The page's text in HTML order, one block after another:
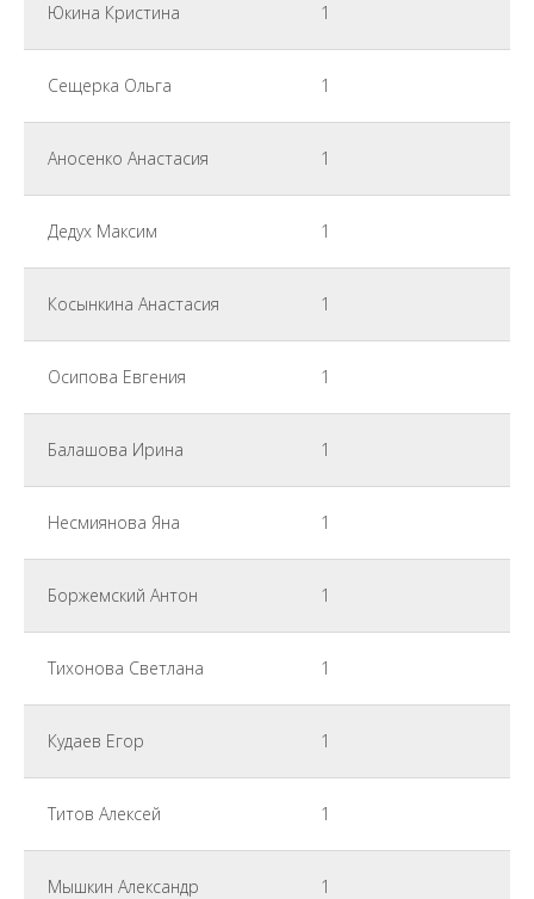
Юкина Кристина 1
Сещерка Ольга 1
Аносенко Анастасия 1
Дедух Максим 1
Косынкина Анастасия 1
Осипова Евгения 1
Балашова Ирина 1
Несмиянова Яна 1
Боржемский Антон 1
Тихонова Светлана 1
Кудаев Егор 1
Титов Алексей 1
Мышкин Александр 1